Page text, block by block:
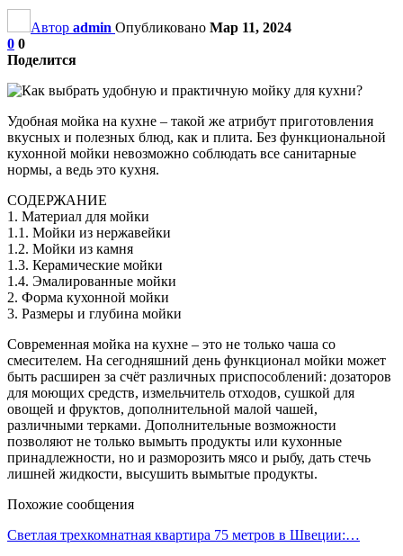
Автор admin Опубликовано Мар 11, 2024
0 0
Поделится
Удобная мойка на кухне – такой же атрибут приготовления
вкусных и полезных блюд, как и плита. Без функциональной
кухонной мойки невозможно соблюдать все санитарные
нормы, а ведь это кухня.
СОДЕРЖАНИЕ
1. Материал для мойки
1.1. Мойки из нержавейки
1.2. Мойки из камня
1.3. Керамические мойки
1.4. Эмалированные мойки
2. Форма кухонной мойки
3. Размеры и глубина мойки
Современная мойка на кухне – это не только чаша со
смесителем. На сегодняшний день функционал мойки может
быть расширен за счёт различных приспособлений: дозаторов
для моющих средств, измельчитель отходов, сушкой для
овощей и фруктов, дополнительной малой чашей,
различными терками. Дополнительные возможности
позволяют не только вымыть продукты или кухонные
принадлежности, но и разморозить мясо и рыбу, дать стечь
лишней жидкости, высушить вымытые продукты.
Похожие сообщения
Светлая трехкомнатная квартира 75 метров в Швеции:…